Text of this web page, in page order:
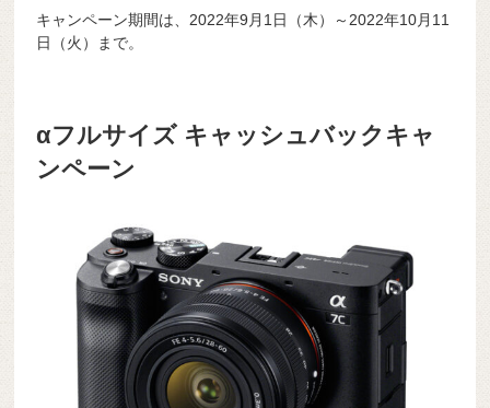
キャンペーン期間は、2022年9月1日（木）～2022年10月11
日（火）まで。
αフルサイズ キャッシュバックキャ
ンペーン